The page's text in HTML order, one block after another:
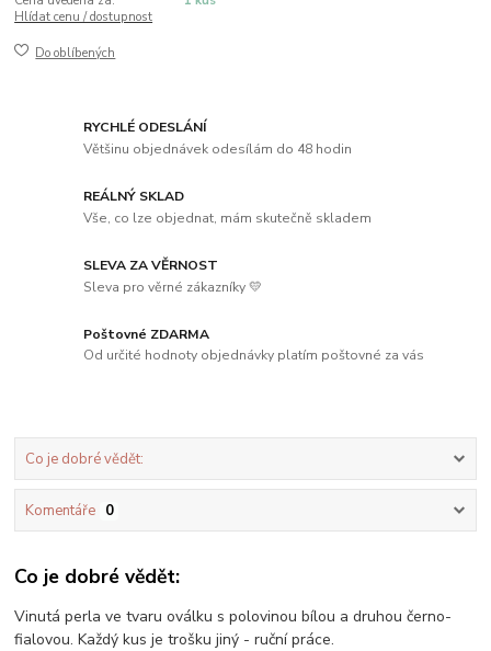
Hlídat cenu / dostupnost
Do oblíbených
RYCHLÉ ODESLÁNÍ
Většinu objednávek odesílám do 48 hodin
REÁLNÝ SKLAD
Vše, co lze objednat, mám skutečně skladem
SLEVA ZA VĚRNOST
Sleva pro věrné zákazníky 💛
Poštovné ZDARMA
Od určité hodnoty objednávky platím poštovné za vás
Co je dobré vědět:
Komentáře 0
Co je dobré vědět:
Vinutá perla ve tvaru oválku s polovinou bílou a druhou černo-
fialovou. Každý kus je trošku jiný - ruční práce.